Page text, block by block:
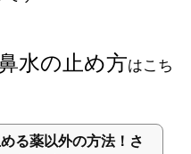
水の止め方はこち
る薬以外の方法！さ